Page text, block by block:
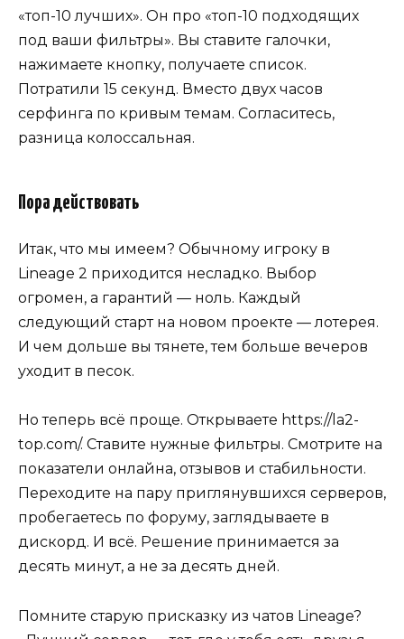
«топ-10 лучших». Он про «топ-10 подходящих
под ваши фильтры». Вы ставите галочки,
нажимаете кнопку, получаете список.
Потратили 15 секунд. Вместо двух часов
серфинга по кривым темам. Согласитесь,
разница колоссальная.
Пора действовать
Итак, что мы имеем? Обычному игроку в
Lineage 2 приходится несладко. Выбор
огромен, а гарантий — ноль. Каждый
следующий старт на новом проекте — лотерея.
И чем дольше вы тянете, тем больше вечеров
уходит в песок.
Но теперь всё проще. Открываете https://la2-
top.com/. Ставите нужные фильтры. Смотрите на
показатели онлайна, отзывов и стабильности.
Переходите на пару приглянувшихся серверов,
пробегаетесь по форуму, заглядываете в
дискорд. И всё. Решение принимается за
десять минут, а не за десять дней.
Помните старую присказку из чатов Lineage?